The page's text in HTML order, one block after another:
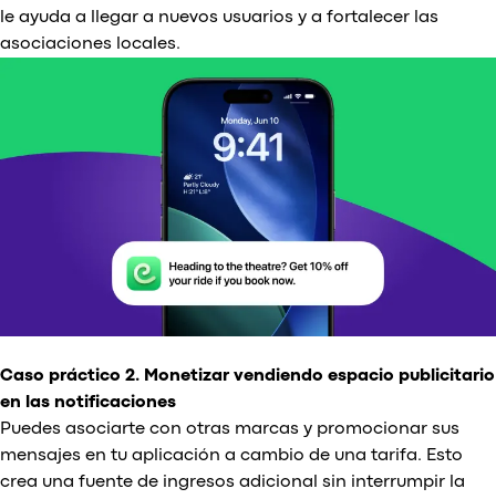
le ayuda a llegar a nuevos usuarios y a fortalecer las
asociaciones locales.
Caso práctico 2. Monetizar vendiendo espacio publicitario
en las notificaciones
Puedes asociarte con otras marcas y promocionar sus
mensajes en tu aplicación a cambio de una tarifa. Esto
crea una fuente de ingresos adicional sin interrumpir la